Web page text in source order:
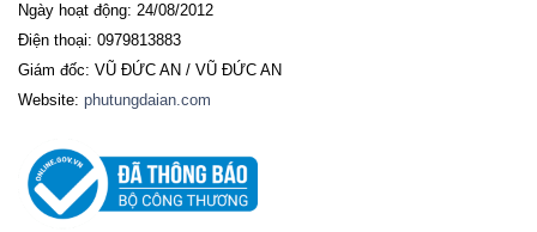
Ngày hoạt động: 24/08/2012
Điện thoại: 0979813883
Giám đốc: VŨ ĐỨC AN / VŨ ĐỨC AN
Website: phutungdaian.com